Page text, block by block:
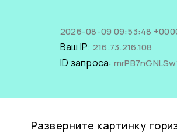
2026-08-09 09:53:48
Ваш IP: 216.73.216.108
ID запроса:
Разверните картинку